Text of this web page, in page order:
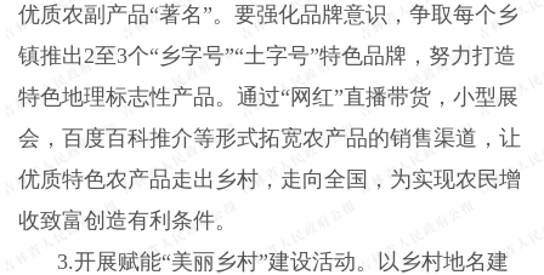
优质农副产品“著名”。要强化品牌意识，争取每个乡
镇推出2至3个“乡字号”“土字号”特色品牌，努力打造
特色地理标志性产品。通过“网红”直播带货，小型展
会，百度百科推介等形式拓宽农产品的销售渠道，让
优质特色农产品走出乡村，走向全国，为实现农民增
收致富创造有利条件。
3.开展赋能“美丽乡村”建设活动。以乡村地名建